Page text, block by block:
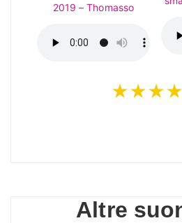
2019 – Thomasso
Altre